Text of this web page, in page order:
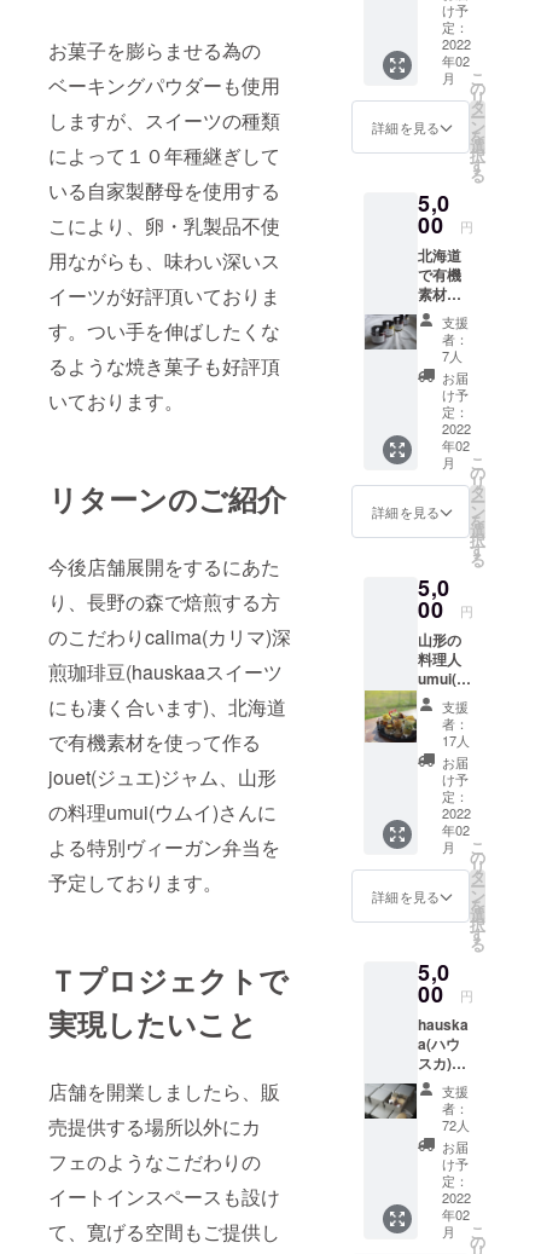
お菓子を膨らませる為の
ベーキングパウダーも使用
しますが、スイーツの種類
によって１０年種継ぎして
いる自家製酵母を使用する
こにより、卵・乳製品不使
用ながらも、味わい深いス
イーツが好評頂いておりま
す。つい手を伸ばしたくな
るような焼き菓子も好評頂
いております。
リターンのご紹介
今後店舗展開をするにあた
り、長野の森で焙煎する方
のこだわりcalima(カリマ)深
煎珈琲豆(hauskaaスイーツ
にも凄く合います)、北海道
で有機素材を使って作る
jouet(ジュエ)ジャム、山形
の料理umui(ウムイ)さんに
よる特別ヴィーガン弁当を
予定しております。
Ｔプロジェクトで
実現したいこと
店舗を開業しましたら、販
売提供する場所以外にカ
フェのようなこだわりの
イートインスペースも設け
て、寛げる空間もご提供し
出来か
ねます
ので、
大切に
保管し
てくだ
さい。
す。 対
象ドリ
ホット
珈琲、
ジュー
ス
カリマ)
さんの
こだわ
りの珈
琲豆。
深みが
あるの
にスッ
い。そ
して豆
が艶や
かで綺
麗。と
ても美
味しい
うえ
に、
hauska
aスイー
ツに良
く合う
珈琲で
す。 今
後
hauska
珈琲豆
を先行
がで
しょう
か？ 今
回クラ
ウド
ファン
ディン
グ用に
特別に
焙煎し
てくだ
さいま
した。
100g×1
け予
定：
2022
年02
月
詳細を見る
こ
の
リ
タ
ー
ン
を
選
択
す
る
5,0
00 円
北海道
で有機
素材を
使用し
てつく
jouet(ジ
ュエ)さ
んの
ジャム
は、美
味しさ
は勿
論！！
パッ
で優し
い味わ
いは最
後まで
飽きず
ついつ
い食べ
てしま
いま
す。 写
真はイ
メージ
です。
クラウ
ドファ
ンディ
ング用
て頂き
ます。
支援
者：
7人
お届
け予
定：
2022
年02
月
詳細を見る
こ
の
リ
タ
ー
ン
を
選
択
す
る
5,0
00 円
山形の
料理人
umui(ウ
ムイ)さ
んが作
る料理
は、い
つ食べ
ても、
何を食
べても
とにか
く美味
し
い！！
力を料
理に再
現する
のが凄
い！！
山形の
美味し
い野
菜・果
物を存
分に使
用した
料理は
どれも
絶品。
支援
者：
17人
お届
け予
定：
2022
年02
月
詳細を見る
こ
の
リ
タ
ー
ン
を
選
択
す
る
5,0
00 円
hauska
a(ハウ
スカ)の
ヴィー
ガン焼
き菓子
セット
＋支援
hauska
ヴィー
ガン焼
支援
者：
72人
お届
け予
定：
2022
年02
月
こ
の